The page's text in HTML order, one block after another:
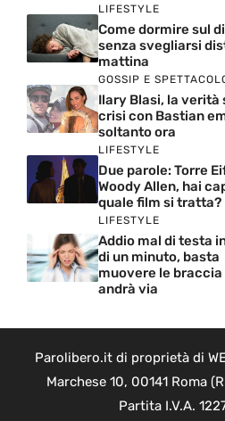
LIFESTYLE
Come dormire sul
senza svegliarsi
mattina
GOSSIP E
Ilary Blasi, la verità
crisi con Bastian
soltanto ora
LIFESTYLE
Due parole: Torre
Woody Allen, hai
quale film si tratta?
LIFESTYLE
Addio mal di testa
di un minuto, basta
muovere le braccia
andrà via
Parolibero.it di proprietà di
Marchese 10, 00141 Roma
Partita I.V.A.